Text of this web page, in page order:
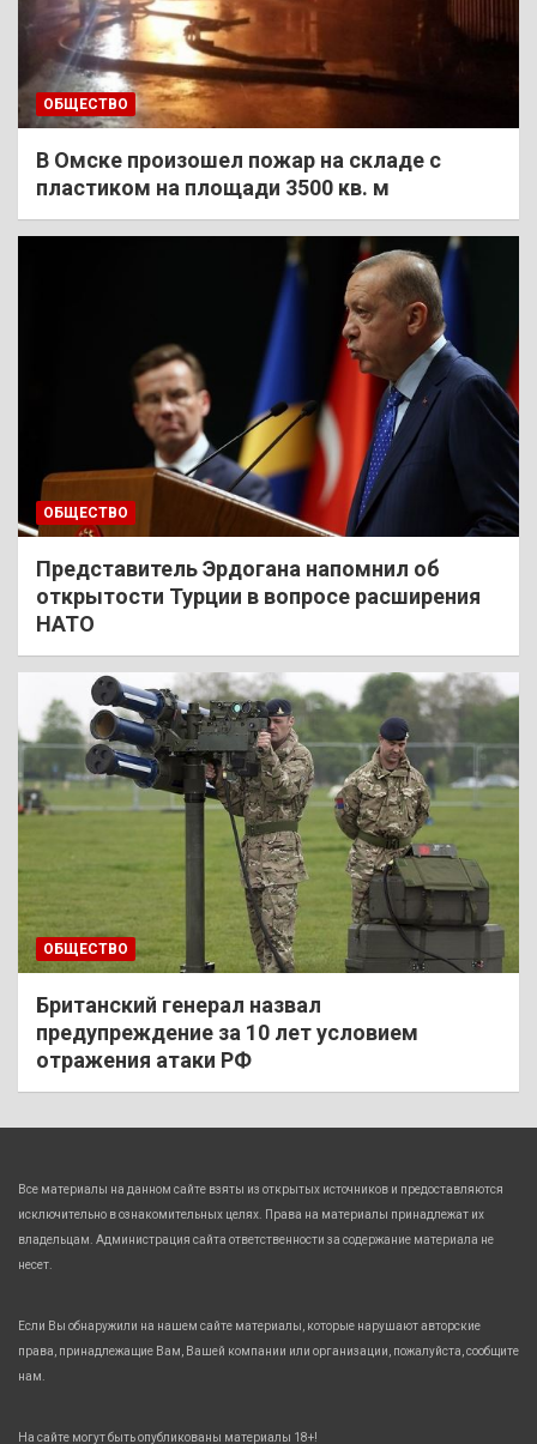
ОБЩЕСТВО
В Омске произошел пожар на складе с
пластиком на площади 3500 кв. м
ОБЩЕСТВО
Представитель Эрдогана напомнил об
открытости Турции в вопросе расширения
НАТО
ОБЩЕСТВО
Британский генерал назвал
предупреждение за 10 лет условием
отражения атаки РФ
Все материалы на данном сайте взяты из открытых источников и предоставляются
исключительно в ознакомительных целях. Права на материалы принадлежат их
владельцам. Администрация сайта ответственности за содержание материала не
несет.
Если Вы обнаружили на нашем сайте материалы, которые нарушают авторские
права, принадлежащие Вам, Вашей компании или организации, пожалуйста, сообщите
нам.
На сайте могут быть опубликованы материалы 18+!